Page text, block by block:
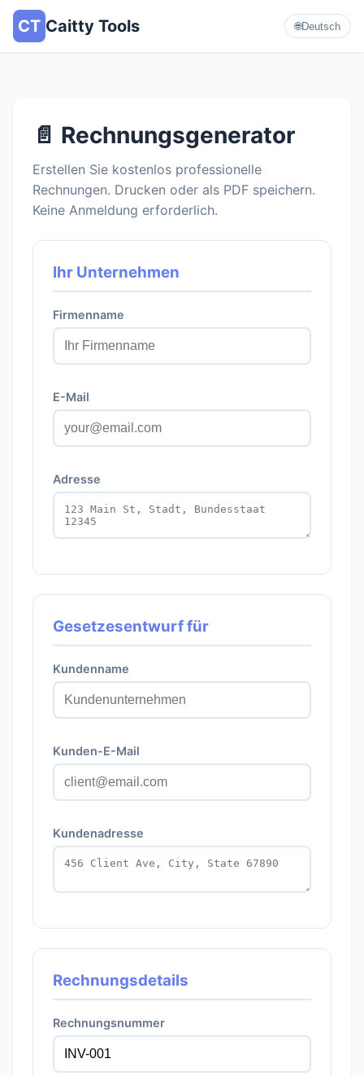
CT Caitty Tools 🌐Deutsch
📄 Rechnungsgenerator
Erstellen Sie kostenlos professionelle
Rechnungen. Drucken oder als PDF speichern.
Keine Anmeldung erforderlich.
Ihr Unternehmen
Firmenname
E-Mail
Adresse
Gesetzesentwurf für
Kundenname
Kunden-E-Mail
Kundenadresse
Rechnungsdetails
Rechnungsnummer